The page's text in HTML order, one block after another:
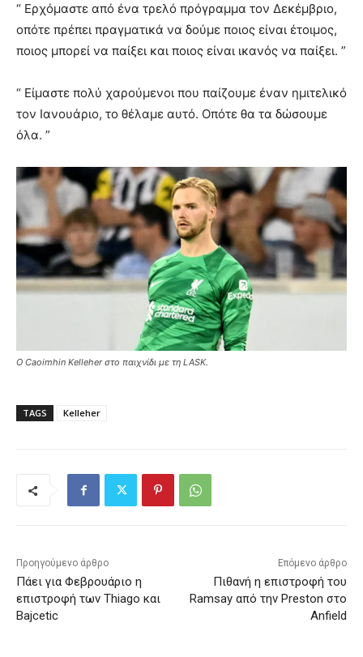
“ Ερχόμαστε από ένα τρελό πρόγραμμα τον Δεκέμβριο,
οπότε πρέπει πραγματικά να δούμε ποιος είναι έτοιμος,
ποιος μπορεί να παίξει και ποιος είναι ικανός να παίξει. ”
“ Είμαστε πολύ χαρούμενοι που παίζουμε έναν ημιτελικό
τον Ιανουάριο, το θέλαμε αυτό. Οπότε θα τα δώσουμε
όλα. ”
O Caoimhin Kelleher στο παιχνίδι με τη LASK.
TAGS Kelleher
Προηγούμενο άρθρο
Πάει για Φεβρουάριο η
επιστροφή των Thiago και
Bajcetic
Επόμενο άρθρο
Πιθανή η επιστροφή του
Ramsay από την Preston στο
Anfield